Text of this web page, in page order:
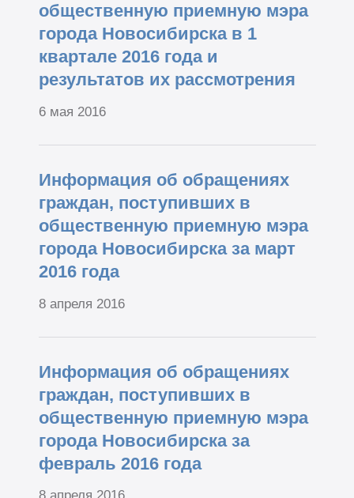
общественную приемную мэра
города Новосибирска в 1
квартале 2016 года и
результатов их рассмотрения
6 мая 2016
Информация об обращениях
граждан, поступивших в
общественную приемную мэра
города Новосибирска за март
2016 года
8 апреля 2016
Информация об обращениях
граждан, поступивших в
общественную приемную мэра
города Новосибирска за
февраль 2016 года